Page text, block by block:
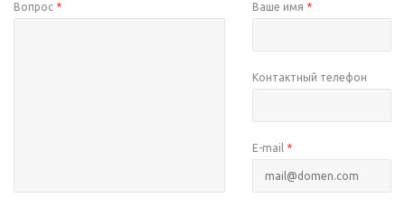
Вопрос * Ваше имя *
Контактный телефон
E-mail *